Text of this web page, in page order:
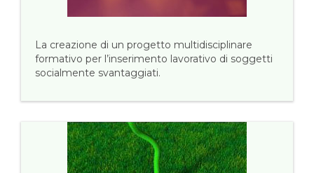
La creazione di un progetto multidisciplinare
formativo per l’inserimento lavorativo di soggetti
socialmente svantaggiati.